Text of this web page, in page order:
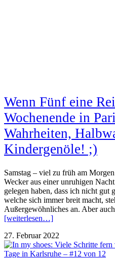
Wenn Fünf eine
Wochenende in
Wahrheiten,
Kindergenöle! ;)
Samstag – viel zu früh am
Wecker aus einer unruhigen
gelegen haben, dass ich nicht gut
welche sich immer breit macht,
Außergewöhnliches an. Aber
[weiterlesen…]
27. Februar 2022